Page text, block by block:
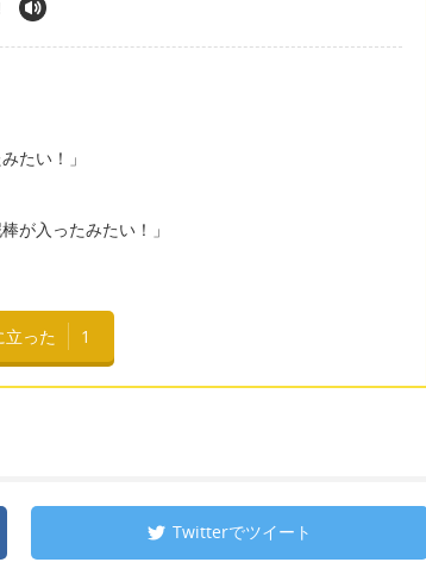
たい！」
が入ったみたい！」
立った 1
Twitterでツイート